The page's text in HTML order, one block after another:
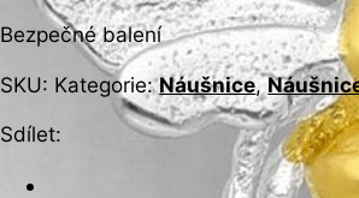
Bezpečné balení
SKU: Kategorie:Náušnice,
Sdílet: